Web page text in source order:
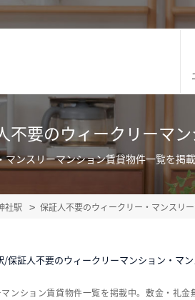
不要のウィークリーマ
ンスリーマンション賃貸物件一覧を掲
社駅 保証人不要のウィークリー・マンスリ
/保証人不要のウィークリーマンション・マ
ンション賃貸物件一覧を掲載中。敷金・礼